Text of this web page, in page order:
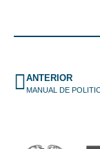
ANTERIOR